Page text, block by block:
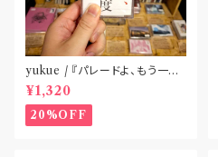
yukue / 『パレードよ、もう一度』
(TAPE)
¥1,320
20%OFF